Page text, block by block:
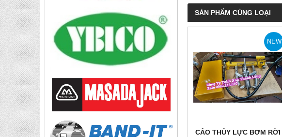
SẢN PHẨM CÙNG LOẠI
NEW
CẢO THỦY LỰC BƠM RỜI